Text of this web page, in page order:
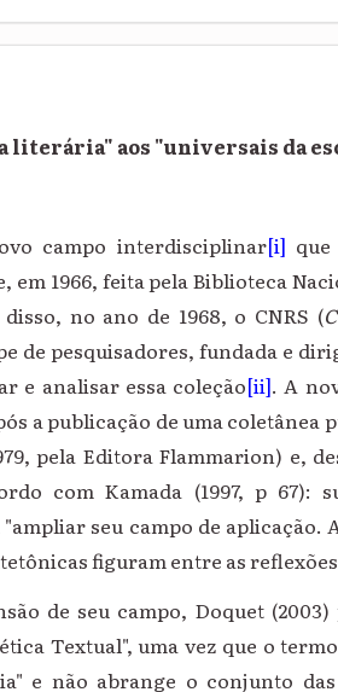
literária" aos "universais da
campo interdisciplinar[i]
1966, feita pela Biblioteca
no ano de 1968, o CNRS (
de pesquisadores, fundada e
e analisar essa coleção[ii]. A
a publicação de uma coletânea
pela Editora Flammarion) e,
com Kamada (1997, p 67):
seu campo de aplicação.
figuram entre as
de seu campo, Doquet
Textual", uma vez que o
e não abrange o conjunto